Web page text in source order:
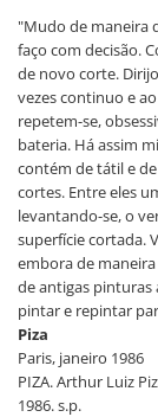
"Mudo de maneira
faço com decisão.
de novo corte.
vezes continuo e
repetem-se,
bateria. Há assim
contém de tátil e
cortes. Entre eles
levantando-se, o
superfície cortada.
embora de
de antigas pinturas
pintar e repintar
Piza
Paris, janeiro 1986
PIZA. Arthur Luiz
1986. s.p.